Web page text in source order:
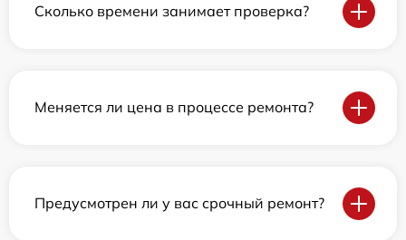
Сколько времени занимает проверка?
Меняется ли цена в процессе ремонта?
Предусмотрен ли у вас срочный ремонт?